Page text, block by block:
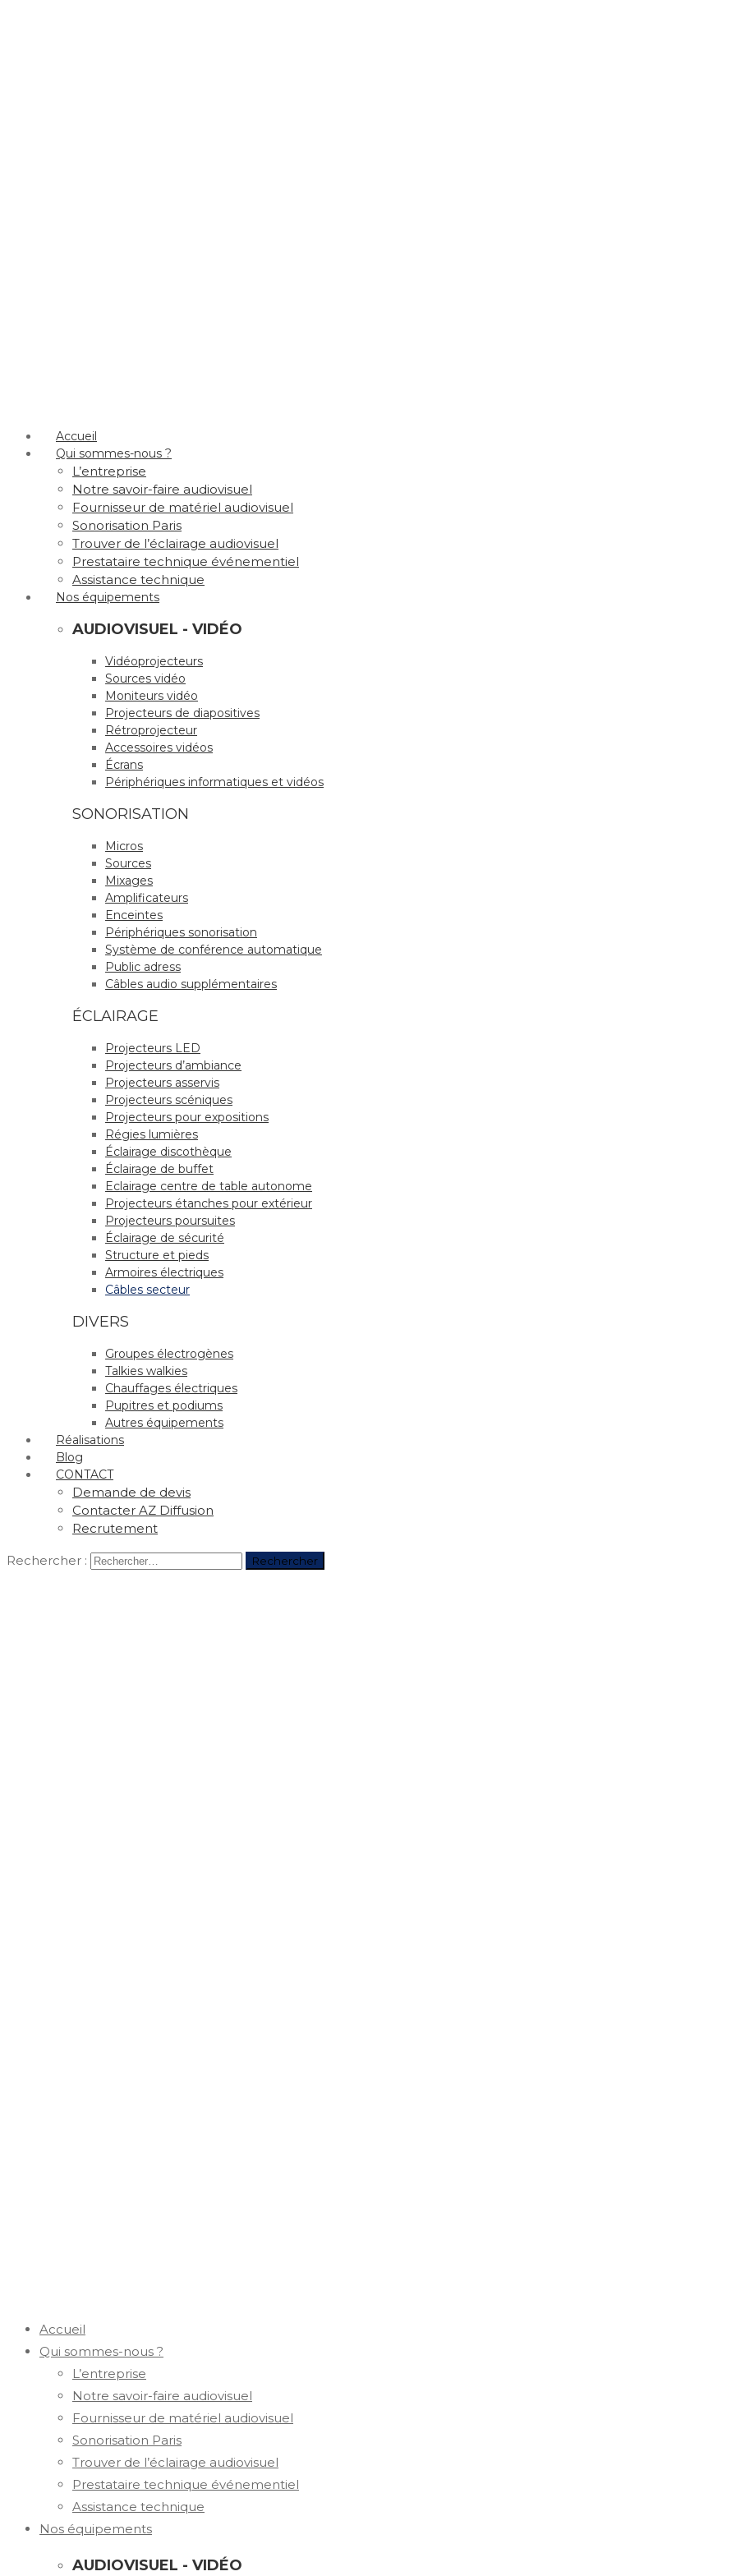
Accueil
Qui sommes-nous ?
L’entreprise
Notre savoir-faire audiovisuel
Fournisseur de matériel audiovisuel
Sonorisation Paris
Trouver de l’éclairage audiovisuel
Prestataire technique événementiel
Assistance technique
Nos équipements
AUDIOVISUEL - VIDÉO
Vidéoprojecteurs
Sources vidéo
Moniteurs vidéo
Projecteurs de diapositives
Rétroprojecteur
Accessoires vidéos
Écrans
Périphériques informatiques et vidéos
SONORISATION
Micros
Sources
Mixages
Amplificateurs
Enceintes
Périphériques sonorisation
Système de conférence automatique
Public adress
Câbles audio supplémentaires
ÉCLAIRAGE
Projecteurs LED
Projecteurs d’ambiance
Projecteurs asservis
Projecteurs scéniques
Projecteurs pour expositions
Régies lumières
Éclairage discothèque
Éclairage de buffet
Eclairage centre de table autonome
Projecteurs étanches pour extérieur
Projecteurs poursuites
Éclairage de sécurité
Structure et pieds
Armoires électriques
Câbles secteur
DIVERS
Groupes électrogènes
Talkies walkies
Chauffages électriques
Pupitres et podiums
Autres équipements
Réalisations
Blog
CONTACT
Demande de devis
Contacter AZ Diffusion
Recrutement
Rechercher :
Accueil
Qui sommes-nous ?
L’entreprise
Notre savoir-faire audiovisuel
Fournisseur de matériel audiovisuel
Sonorisation Paris
Trouver de l’éclairage audiovisuel
Prestataire technique événementiel
Assistance technique
Nos équipements
AUDIOVISUEL - VIDÉO